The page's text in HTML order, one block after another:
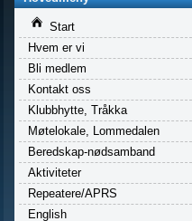
Start
Hvem er vi
Bli medlem
Kontakt oss
Klubbhytte, Tråkka
Møtelokale, Lommedalen
Beredskap-nødsamband
Aktiviteter
Repeatere/APRS
English